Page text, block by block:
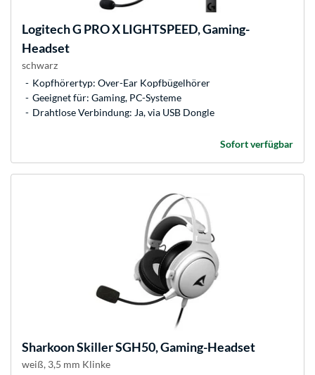
LogitechG PRO X LIGHTSPEED, Gaming-
Headset
schwarz
Kopfhörertyp: Over-Ear Kopfbügelhörer
Geeignet für: Gaming, PC-Systeme
Drahtlose Verbindung: Ja, via USB Dongle
Sofort verfügbar
SharkoonSkiller SGH50, Gaming-Headset
weiß, 3,5 mm Klinke